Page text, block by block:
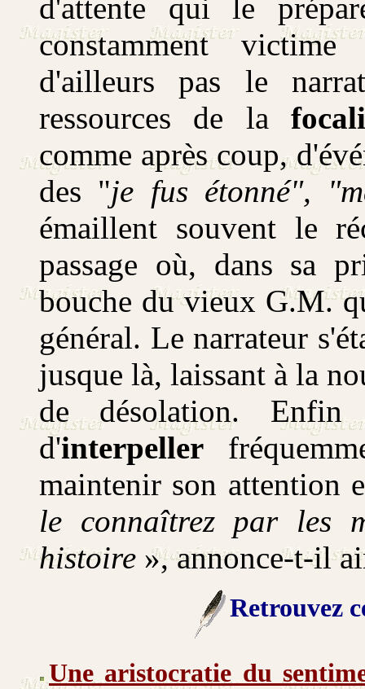
d'attente qui le
constamment
d'ailleurs pas le
ressources de la
comme après coup,
des "je fus étonné",
émaillent souvent le
passage où, dans sa
bouche du vieux G.M.
général. Le narrateur
jusque là, laissant à la
de désolation.
d'interpeller
maintenir son attention
le connaîtrez par les
histoire », annonce-t-il
Retrouvez
Une aristocratie du